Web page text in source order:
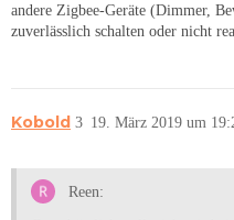
andere Zigbee-Geräte (Dimmer,
zuverlässlich schalten oder nicht
Kobold 19. März 2019 um
3
Reen: